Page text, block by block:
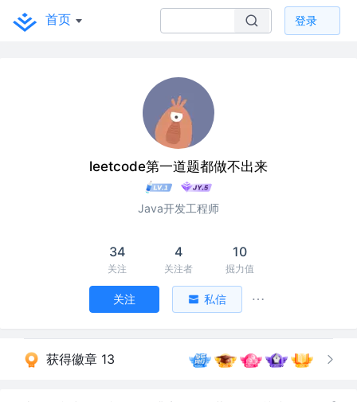
首页 登录
leetcode第一道题都做不出来
Java开发工程师
34
关注
4
关注者
10
掘力值
关注 私信
获得徽章 13